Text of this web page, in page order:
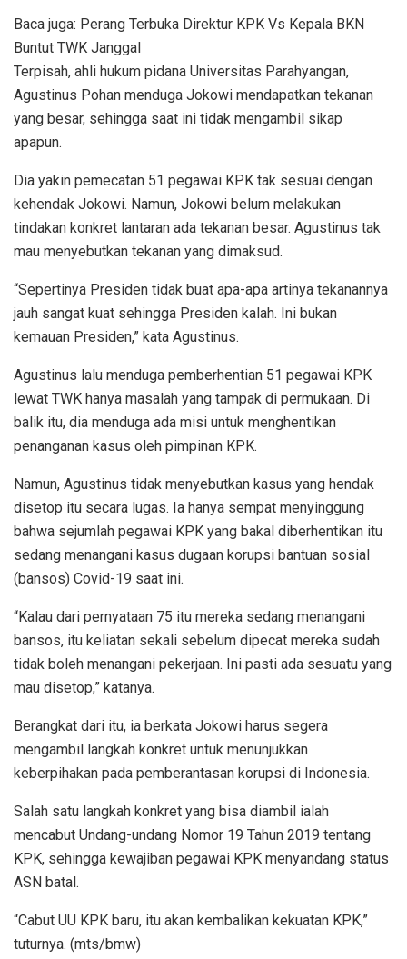
Baca juga: Perang Terbuka Direktur KPK Vs Kepala BKN
Buntut TWK Janggal
Terpisah, ahli hukum pidana Universitas Parahyangan,
Agustinus Pohan menduga Jokowi mendapatkan tekanan
yang besar, sehingga saat ini tidak mengambil sikap
apapun.
Dia yakin pemecatan 51 pegawai KPK tak sesuai dengan
kehendak Jokowi. Namun, Jokowi belum melakukan
tindakan konkret lantaran ada tekanan besar. Agustinus tak
mau menyebutkan tekanan yang dimaksud.
“Sepertinya Presiden tidak buat apa-apa artinya tekanannya
jauh sangat kuat sehingga Presiden kalah. Ini bukan
kemauan Presiden,” kata Agustinus.
Agustinus lalu menduga pemberhentian 51 pegawai KPK
lewat TWK hanya masalah yang tampak di permukaan. Di
balik itu, dia menduga ada misi untuk menghentikan
penanganan kasus oleh pimpinan KPK.
Namun, Agustinus tidak menyebutkan kasus yang hendak
disetop itu secara lugas. Ia hanya sempat menyinggung
bahwa sejumlah pegawai KPK yang bakal diberhentikan itu
sedang menangani kasus dugaan korupsi bantuan sosial
(bansos) Covid-19 saat ini.
“Kalau dari pernyataan 75 itu mereka sedang menangani
bansos, itu keliatan sekali sebelum dipecat mereka sudah
tidak boleh menangani pekerjaan. Ini pasti ada sesuatu yang
mau disetop,” katanya.
Berangkat dari itu, ia berkata Jokowi harus segera
mengambil langkah konkret untuk menunjukkan
keberpihakan pada pemberantasan korupsi di Indonesia.
Salah satu langkah konkret yang bisa diambil ialah
mencabut Undang-undang Nomor 19 Tahun 2019 tentang
KPK, sehingga kewajiban pegawai KPK menyandang status
ASN batal.
“Cabut UU KPK baru, itu akan kembalikan kekuatan KPK,”
tuturnya. (mts/bmw)